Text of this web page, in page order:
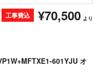
工事費込 ¥70,500 より
601YJU オ